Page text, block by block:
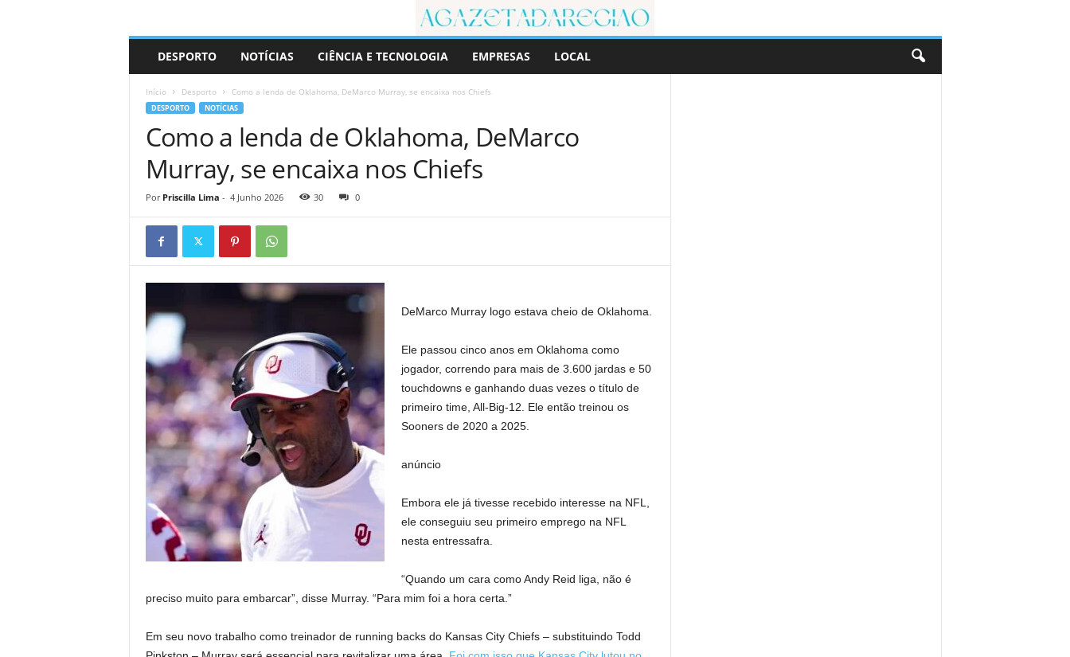
r
DESPORTO NOTÍCIAS CIÊNCIA E TECNOLOGIA EMPRESAS LOCAL
Início Desporto Como a lenda de Oklahoma, DeMarco Murray, se encaixa nos Chiefs
DESPORTO NOTÍCIAS
Como a lenda de Oklahoma, DeMarco
Murray, se encaixa nos Chiefs
Por Priscilla Lima - 4 Junho 2026 30 0
DeMarco Murray logo estava cheio de Oklahoma.
Ele passou cinco anos em Oklahoma como
jogador, correndo para mais de 3.600 jardas e 50
touchdowns e ganhando duas vezes o título de
primeiro time, All-Big-12. Ele então treinou os
Sooners de 2020 a 2025.
anúncio
Embora ele já tivesse recebido interesse na NFL,
ele conseguiu seu primeiro emprego na NFL
nesta entressafra.
“Quando um cara como Andy Reid liga, não é
preciso muito para embarcar”, disse Murray. “Para mim foi a hora certa.”
Em seu novo trabalho como treinador de running backs do Kansas City Chiefs – substituindo Todd